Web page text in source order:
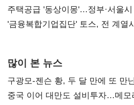
진실 밝혀야"
주택공급 '동상이몽'…정부·서울
'금융복합기업집단' 토스, 전 계열
많이 본 뉴스
구광모-젠슨 황, 두 달 만에 또 만
중국 이어 대만도 설비투자…메모